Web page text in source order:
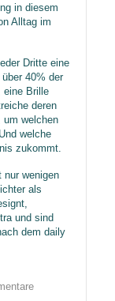
in diesem
Alltag im
Dritte eine
40% der
eine Brille
deren
um welchen
welche
zukommt.
nur wenigen
als
und sind
dem daily